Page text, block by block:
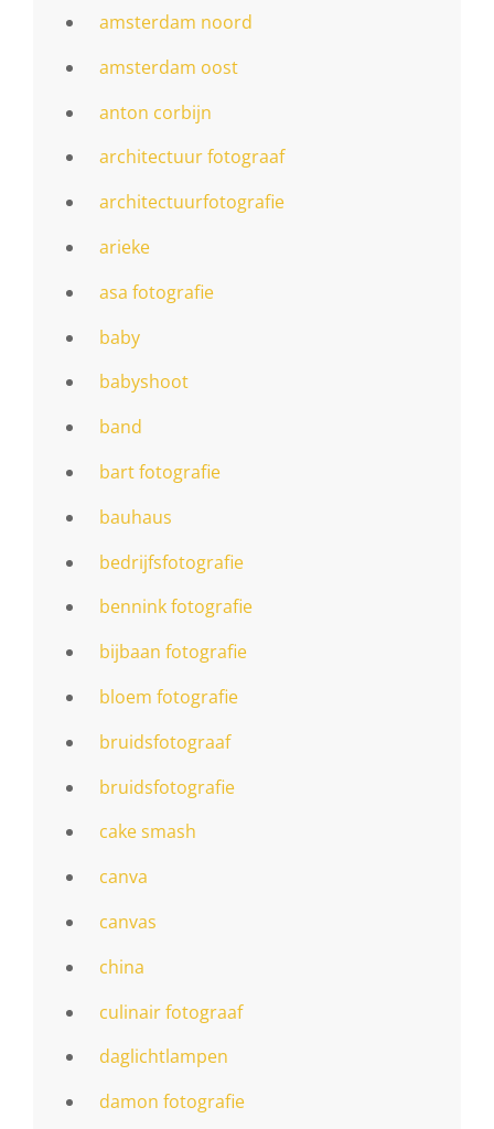
amsterdam noord
amsterdam oost
anton corbijn
architectuur fotograaf
architectuurfotografie
arieke
asa fotografie
baby
babyshoot
band
bart fotografie
bauhaus
bedrijfsfotografie
bennink fotografie
bijbaan fotografie
bloem fotografie
bruidsfotograaf
bruidsfotografie
cake smash
canva
canvas
china
culinair fotograaf
daglichtlampen
damon fotografie